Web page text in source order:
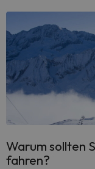
Warum sollten
fahren?